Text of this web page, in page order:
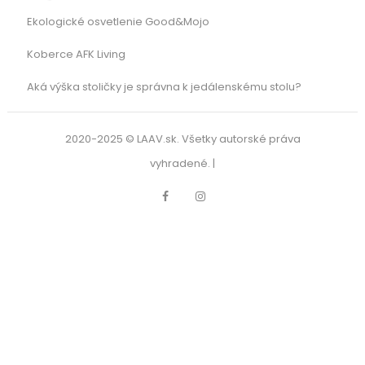
Ekologické osvetlenie Good&Mojo
Koberce AFK Living
Aká výška stoličky je správna k jedálenskému stolu?
2020-2025 © LAAV.sk. Všetky autorské práva
vyhradené. |
Facebook